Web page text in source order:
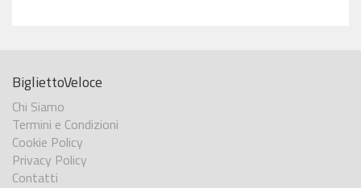
BigliettoVeloce
Chi Siamo
Termini e Condizioni
Cookie Policy
Privacy Policy
Contatti